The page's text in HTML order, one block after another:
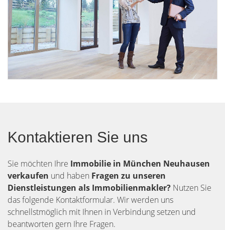
Kontaktieren Sie uns
Sie möchten Ihre Immobilie in München Neuhausen
verkaufen und haben Fragen zu unseren
Dienstleistungen als Immobilienmakler? Nutzen Sie
das folgende Kontaktformular. Wir werden uns
schnellstmöglich mit Ihnen in Verbindung setzen und
beantworten gern Ihre Fragen.